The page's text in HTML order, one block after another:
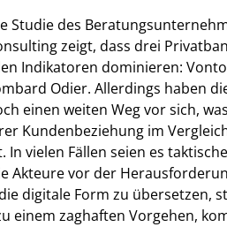
Studie des
zeigt, dass drei
Indikatoren dominieren:
Odier. Allerdings haben
einen weiten Weg vor sich,
Kundenbeziehung im
In vielen Fällen seien es
Akteure vor der
digitale Form zu übersetzen,
einem zaghaften Vorgehen,